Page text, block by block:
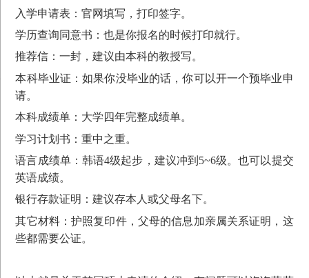
入学申请表：官网填写，打印签字。
学历查询同意书：也是你报名的时候打印就行。
推荐信：一封，建议由本科的教授写。
本科毕业证：如果你没毕业的话，你可以开一个预毕业申
请。
本科成绩单：大学四年完整成绩单。
学习计划书：重中之重。
语言成绩单：韩语4级起步，建议冲到5~6级。也可以提交
英语成绩。
银行存款证明：建议存本人或父母名下。
其它材料：护照复印件，父母的信息加亲属关系证明，这
些都需要公证。